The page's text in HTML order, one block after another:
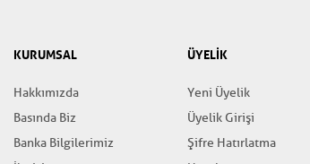
KURUMSAL
Hakkımızda
Basında Biz
Banka Bilgilerimiz
ÜYELİK
Yeni Üyelik
Üyelik Girişi
Şifre Hatırlatma